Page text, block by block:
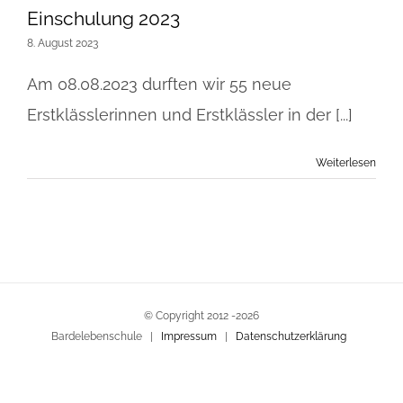
Einschulung 2023
8. August 2023
Am 08.08.2023 durften wir 55 neue
Erstklässlerinnen und Erstklässler in der [...]
Weiterlesen
© Copyright 2012 -2026
Bardelebenschule | Impressum | Datenschutzerklärung